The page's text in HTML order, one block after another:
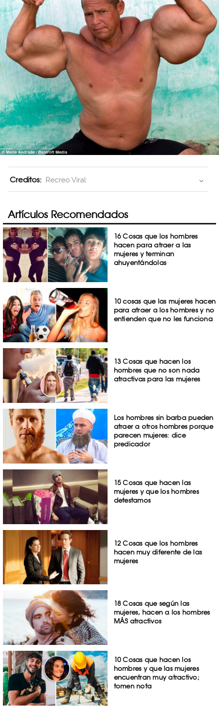
Creditos: Recreo Viral
Artículos Recomendados
16 Cosas que los hombres
hacen para atraer a las
mujeres y terminan
ahuyentándolas
10 cosas que las mujeres hacen
para atraer a los hombres y no
entienden que no les funciona
13 Cosas que hacen los
hombres que no son nada
atractivas para las mujeres
Los hombres sin barba pueden
atraer a otros hombres porque
parecen mujeres: dice
predicador
15 Cosas que hacen las
mujeres y que los hombres
detestamos
12 Cosas que los hombres
hacen muy diferente de las
mujeres
18 Cosas que según las
mujeres, hacen a los hombres
MÁS atractivos
10 Cosas que hacen los
hombres y que las mujeres
encuentran muy atractivo;
tomen nota